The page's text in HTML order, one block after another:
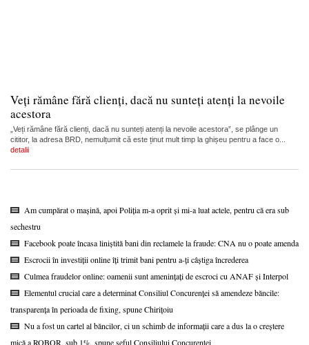
Veți rămâne fără clienți, dacă nu sunteți atenți la nevoile
acestora
„Veți rămâne fără clienți, dacă nu sunteți atenți la nevoile acestora”, se plânge un
cititor, la adresa BRD, nemulțumit că este ținut mult timp la ghișeu pentru a face o...
detalii
Am cumpărat o mașină, apoi Poliția m-a oprit și mi-a luat actele, pentru că era sub
sechestru
Facebook poate încasa liniștită bani din reclamele la fraude: CNA nu o poate amenda
Escrocii în investiții online îți trimit bani pentru a-ți câștiga încrederea
Culmea fraudelor online: oamenii sunt amenințați de escroci cu ANAF și Interpol
Elementul crucial care a determinat Consiliul Concurenței să amendeze băncile:
transparența în perioada de fixing, spune Chirițoiu
Nu a fost un cartel al băncilor, ci un schimb de informații care a dus la o creștere
mică a ROBOR, sub 1%, spune șeful Consiliului Concurenței